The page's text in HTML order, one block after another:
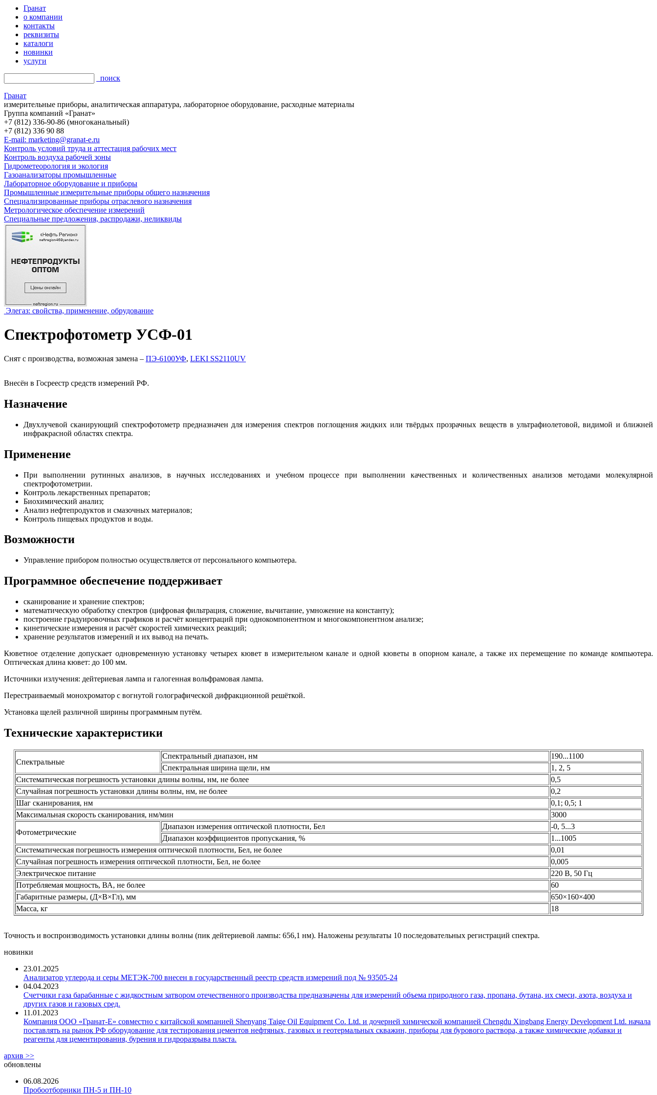
Гранат
о компании
контакты
реквизиты
каталоги
новинки
услуги
поиск
Гранат
измерительные приборы, аналитическая аппаратура, лабораторное оборудование, расходные материалы
Группа компаний «Гранат»
+7 (812) 336-90-86 (многоканальный)
+7 (812) 336 90 88
E-mail: marketing@granat-e.ru
Контроль условий труда и аттестация рабочих мест
Контроль воздуха рабочей зоны
Гидрометеорология и экология
Газоанализаторы промышленные
Лабораторное оборудование и приборы
Промышленные измерительные приборы общего назначения
Специализированные приборы отраслевого назначения
Метрологическое обеспечение измерений
Специальные предложения, распродажи, неликвиды
Элегаз: свойства, применение, обрудование
Спектрофотометр УСФ-01
Снят с производства, возможная замена – ПЭ-6100УФ, LEKI SS2110UV
Внесён в Госреестр средств измерений РФ.
Назначение
Двухлучевой сканирующий спектрофотометр предназначен для измерения спектров поглощения жидких или твёрдых прозрачных веществ в ультрафиолетовой, видимой и ближней
инфракрасной областях спектра.
Применение
При выполнении рутинных анализов, в научных исследованиях и учебном процессе при выполнении качественных и количественных анализов методами молекулярной
спектрофотометрии.
Контроль лекарственных препаратов;
Биохимический анализ;
Анализ нефтепродуктов и смазочных материалов;
Контроль пищевых продуктов и воды.
Возможности
Управление прибором полностью осуществляется от персонального компьютера.
Программное обеспечение поддерживает
сканирование и хранение спектров;
математическую обработку спектров (цифровая фильтрация, сложение, вычитание, умножение на константу);
построение градуировочных графиков и расчёт концентраций при однокомпонентном и многокомпонентном анализе;
кинетические измерения и расчёт скоростей химических реакций;
хранение результатов измерений и их вывод на печать.
Кюветное отделение допускает одновременную установку четырех кювет в измерительном канале и одной кюветы в опорном канале, а также их перемещение по команде компьютера.
Оптическая длина кювет: до 100 мм.
Источники излучения: дейтериевая лампа и галогенная вольфрамовая лампа.
Перестраиваемый монохроматор с вогнутой голографической дифракционной решёткой.
Установка щелей различной ширины программным путём.
Технические характеристики
Спектральные
Спектральный диапазон, нм
190...1100
Спектральная ширина щели, нм
1, 2, 5
Систематическая погрешность установки длины волны, нм, не более
0,5
Случайная погрешность установки длины волны, нм, не более
0,2
Шаг сканирования, нм
0,1; 0,5; 1
Максимальная скорость сканирования, нм/мин
3000
Фотометрические
Диапазон измерения оптической плотности, Бел
-0, 5...3
Диапазон коэффициентов пропускания, %
1...1005
Систематическая погрешность измерения оптической плотности, Бел, не более
0,01
Случайная погрешность измерения оптической плотности, Бел, не более
0,005
Электрическое питание
220 В, 50 Гц
Потребляемая мощность, ВА, не более
60
Габаритные размеры, (Д×В×Гл), мм
650×160×400
Масса, кг
18
Точность и воспроизводимость установки длины волны (пик дейтериевой лампы: 656,1 нм). Наложены результаты 10 последовательных регистраций спектра.
новинки
23.01.2025
Анализатор углерода и серы МЕТЭК-700 внесен в государственный реестр средств измерений под № 93505-24
04.04.2023
Счетчики газа барабанные с жидкостным затвором отечественного производства предназначены для измерений объема природного газа, пропана, бутана, их смеси, азота, воздуха и
других газов и газовых сред.
11.01.2023
Компания ООО «Гранат-Е» совместно с китайской компанией Shenyang Taige Oil Equipment Co. Ltd. и дочерней химической компанией Chengdu Xingbang Energy Development Ltd. начала
поставлять на рынок РФ оборудование для тестирования цементов нефтяных, газовых и геотермальных скважин, приборы для бурового раствора, а также химические добавки и
реагенты для цементирования, бурения и гидроразрыва пласта.
архив >>
обновлены
06.08.2026
Пробоотборники ПН-5 и ПН-10